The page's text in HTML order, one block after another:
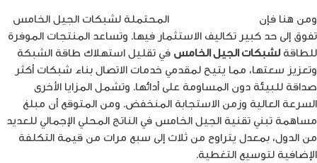
ومن هنا فإن
المحتملة لشبكات الجيل الخامس
تفوق إلى حد كبير تكاليف الاستثمار فيها. وتساعد المنتجات الموفرة
للطاقةلشبكات الجيل الخامس في تقليل استهلاك طاقة الشبكة
وتعزيز سعتها، مما يتيح لمقدمي خدمات الاتصال بناء شبكات أكثر
صداقة للبيئة دون المساومة على أدائها. وتشمل المزايا الأخرى
السرعة العالية وزمن الاستجابة المنخفض. ومن المتوقع أن مبلغ
مساهمة تبني تقنية الجيل الخامس في الناتج المحلي الإجمالي للعديد
من الدول، بمعدل يتراوح من ثلاث إلى سبع مرات من قيمة التكلفة
الإضافية لتوسيع التغطية.